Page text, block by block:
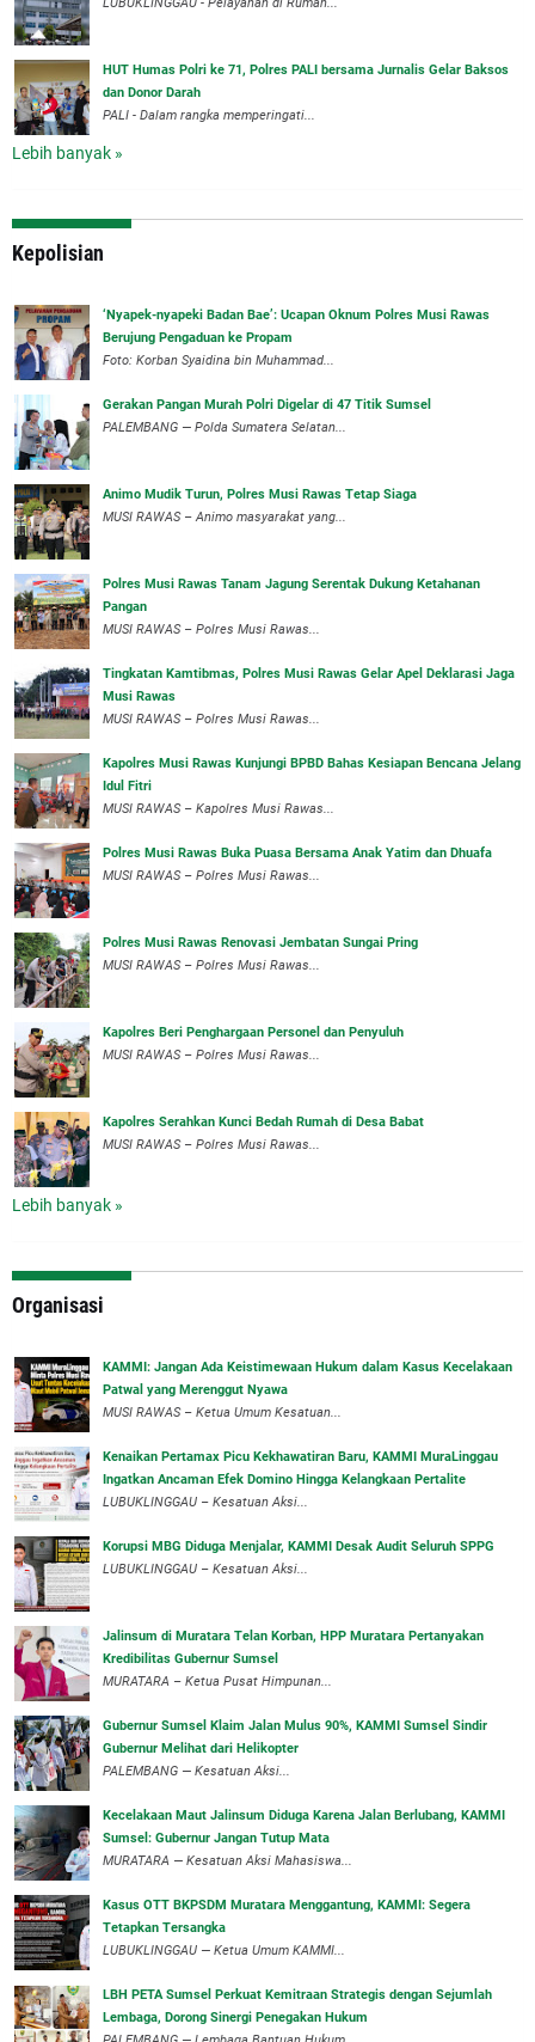
HUT Humas Polri ke 71, Polres PALI bersama Jurnalis Gelar Baksos
dan Donor Darah
PALI - Dalam rangka memperingati...
Lebih banyak »
Kepolisian
‘Nyapek-nyapeki Badan Bae’: Ucapan Oknum Polres Musi Rawas
Berujung Pengaduan ke Propam
Foto: Korban Syaidina bin Muhammad...
Gerakan Pangan Murah Polri Digelar di 47 Titik Sumsel
PALEMBANG — Polda Sumatera Selatan...
Animo Mudik Turun, Polres Musi Rawas Tetap Siaga
MUSI RAWAS – Animo masyarakat yang...
Polres Musi Rawas Tanam Jagung Serentak Dukung Ketahanan
Pangan
MUSI RAWAS – Polres Musi Rawas...
Tingkatan Kamtibmas, Polres Musi Rawas Gelar Apel Deklarasi Jaga
Musi Rawas
MUSI RAWAS – Polres Musi Rawas...
Kapolres Musi Rawas Kunjungi BPBD Bahas Kesiapan Bencana Jelang
Idul Fitri
MUSI RAWAS – Kapolres Musi Rawas...
Polres Musi Rawas Buka Puasa Bersama Anak Yatim dan Dhuafa
MUSI RAWAS – Polres Musi Rawas...
Polres Musi Rawas Renovasi Jembatan Sungai Pring
MUSI RAWAS – Polres Musi Rawas...
Kapolres Beri Penghargaan Personel dan Penyuluh
MUSI RAWAS – Polres Musi Rawas...
Kapolres Serahkan Kunci Bedah Rumah di Desa Babat
MUSI RAWAS – Polres Musi Rawas...
Lebih banyak »
Organisasi
‎KAMMI: Jangan Ada Keistimewaan Hukum dalam Kasus Kecelakaan
Patwal yang Merenggut Nyawa
‎MUSI RAWAS – Ketua Umum Kesatuan...
‎Kenaikan Pertamax Picu Kekhawatiran Baru, KAMMI MuraLinggau
Ingatkan Ancaman Efek Domino Hingga Kelangkaan Pertalite
‎LUBUKLINGGAU – Kesatuan Aksi...
Korupsi MBG Diduga Menjalar, KAMMI Desak Audit Seluruh SPPG
‎LUBUKLINGGAU – Kesatuan Aksi...
‎Jalinsum di Muratara Telan Korban, HPP Muratara Pertanyakan
Kredibilitas Gubernur Sumsel
MURATARA – Ketua Pusat Himpunan...
‎Gubernur Sumsel Klaim Jalan Mulus 90%, KAMMI Sumsel Sindir
Gubernur Melihat dari Helikopter
‎PALEMBANG — Kesatuan Aksi...
‎Kecelakaan Maut Jalinsum Diduga Karena Jalan Berlubang, KAMMI
Sumsel: Gubernur Jangan Tutup Mata
‎MURATARA — Kesatuan Aksi Mahasiswa...
‎Kasus OTT BKPSDM Muratara Menggantung, KAMMI: Segera
Tetapkan Tersangka
‎LUBUKLINGGAU — Ketua Umum KAMMI...
LBH PETA Sumsel Perkuat Kemitraan Strategis dengan Sejumlah
Lembaga, Dorong Sinergi Penegakan Hukum